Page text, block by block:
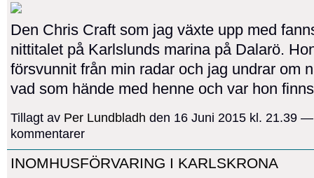
Den Chris Craft som jag växte upp med
nittitalet på Karlslunds marina på Dalarö.
försvunnit från min radar och jag undrar om
vad som hände med henne och var hon
Tillagt av Per Lundbladh den 16 Juni 2015 kl. 21.39
kommentarer
INOMHUSFÖRVARING I KARLSKRONA